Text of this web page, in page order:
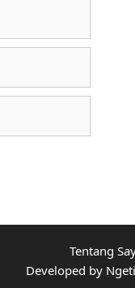
Tentang
Developed by